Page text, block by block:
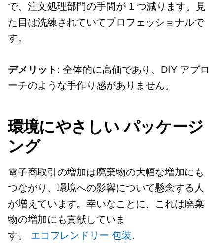
で、注文処理部門の手間が 1 つ減ります。見
た目は洗練されていてプロフェッショナルで
す。
デメリット: 全体的に高価であり、DIY アプロ
ーチのような手作り感がありません。
環境にやさしい パッケージ
ング
電子商取引の増加は廃棄物の大幅な増加にも
つながり、環境への影響について懸念する人
が増えています。幸いなことに、これは廃棄
物の増加にも貢献していま
す。 エコフレンドリー 包装.